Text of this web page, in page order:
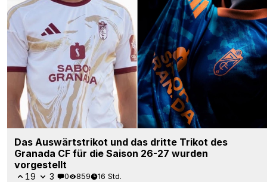
Das Auswärtstrikot und das dritte Trikot des
Granada CF für die Saison 26-27 wurden
vorgestellt
19 3 0 859 16 Std.